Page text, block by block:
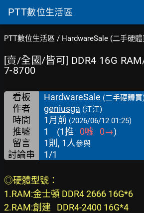
PTT數位生活區
PTT數位生活區 / HardwareSale (二手硬
[賣/全國/皆可] DDR4 16G
7-8700
看板 HardwareSale (二手硬體買
作者 geniusga (江江)
時間 1月前 (2026/06/12 01:25)
推噓 1 (1推 0噓 0→)
留言
1則, 1人參與
討論串 1/1
◎硬體型號：
1.RAM:金士頓 DDR4 2666 16G*6
2.RAM:創建   DDR4-2400 16G*4